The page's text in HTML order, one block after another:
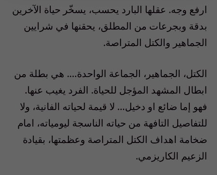
ارفع وجه. عقلها البارد يحسب، يسخّر حياة الآخرين
بدقة وبجرعات من المطلق، يحقنها في شرايين
الجماهير والكتل المتراصة.
الكتل، الجماهير، الجماعة الواحدة…. هي بطلة من
ابطال المشهد المؤجل للحياة. الفرد يغيب عنها.
فهو إما ضائع او دخيل… لا قيمة لحياته الفانية، ولا
للتفاصيل التافهة من حياته الناسجة ليومياته، امام
ضخامة اهداف الكتل المتراصة وعظمتها، بقيادة
الزعيم الكاريزمي.